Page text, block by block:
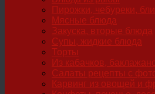
Пирожки, чебуреки,
Мясные блюда
Закуска, вторые блюда
Супы, жидкие блюда
Торты
Из кабачков,
Салаты рецепты с
Карвинг из овощей и